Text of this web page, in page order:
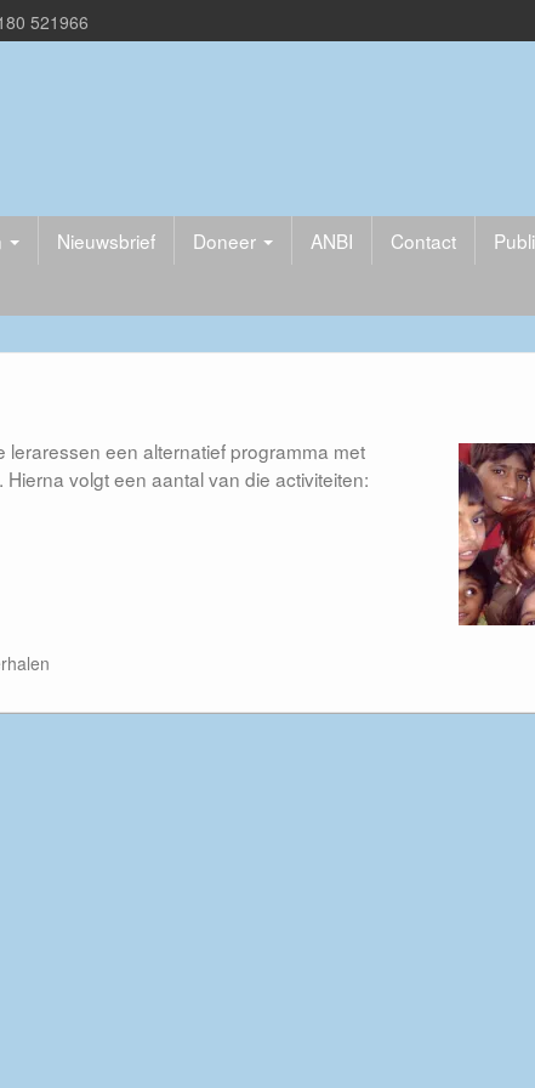
521966
Nieuwsbrief Doneer ANBI Contact
een alternatief programma met
volgt een aantal van die activiteiten: